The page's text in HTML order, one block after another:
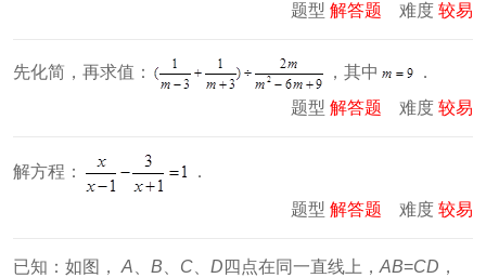
题型 解答题 难度 较易
先化简，再求值： ，其中
．
题型 解答题 难度 较易
解方程： ．
题型 解答题 难度 较易
已知：如图， A B C D 四点在同一直线上， AB=CD ，